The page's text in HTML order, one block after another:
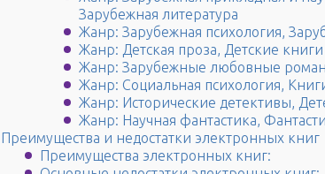
Зарубежная литература
Жанр: Зарубежная психология,
Жанр: Детская проза, Детские книги
Жанр: Зарубежные любовные
Жанр: Социальная психология,
Жанр: Исторические детективы,
Жанр: Научная фантастика,
Преимущества и недостатки электронных книг
Преимущества электронных книг: